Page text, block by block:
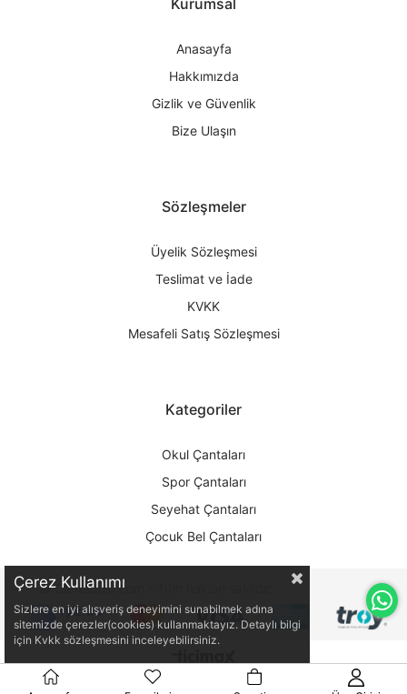
Kurumsal
Anasayfa
Hakkımızda
Gizlik ve Güvenlik
Bize Ulaşın
Sözleşmeler
Üyelik Sözleşmesi
Teslimat ve İade
KVKK
Mesafeli Satış Sözleşmesi
Kategoriler
Okul Çantaları
Spor Çantaları
Seyehat Çantaları
Çocuk Bel Çantaları
© Cantadolu.com - Tüm hakları saklıdır.
Çerez Kullanımı
Sizlere en iyi alışveriş deneyimini sunabilmek adına
sitemizde çerezler(cookies) kullanmaktayız. Detaylı bilgi
için Kvkk sözleşmesini inceleyebilirsiniz.